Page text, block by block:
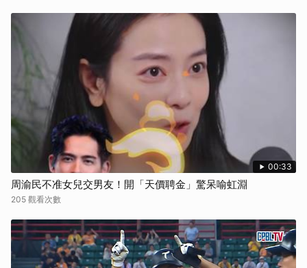
00:33
周渝民不准女兒交男友！開「天價聘金」驚呆喻虹淵
205 觀看次數